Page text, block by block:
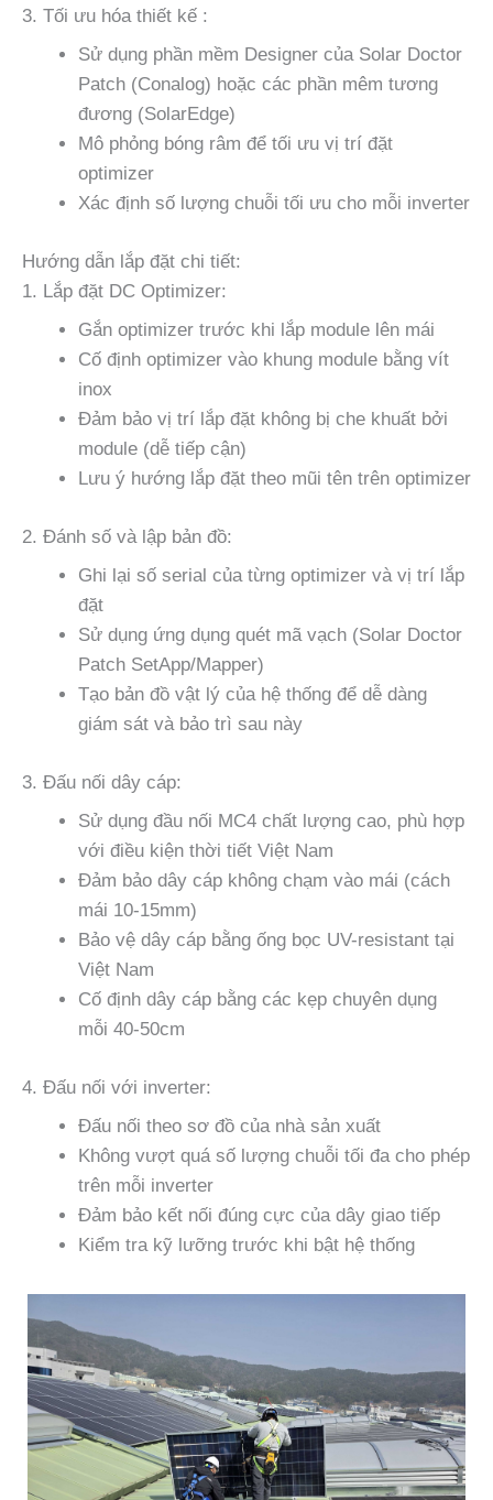
3. Tối ưu hóa thiết kế :
Sử dụng phần mềm Designer của Solar Doctor
Patch (Conalog) hoặc các phần mêm tương
đương (SolarEdge)
Mô phỏng bóng râm để tối ưu vị trí đặt
optimizer
Xác định số lượng chuỗi tối ưu cho mỗi inverter
Hướng dẫn lắp đặt chi tiết:
1. Lắp đặt DC Optimizer:
Gắn optimizer trước khi lắp module lên mái
Cố định optimizer vào khung module bằng vít
inox
Đảm bảo vị trí lắp đặt không bị che khuất bởi
module (dễ tiếp cận)
Lưu ý hướng lắp đặt theo mũi tên trên optimizer
2. Đánh số và lập bản đồ:
Ghi lại số serial của từng optimizer và vị trí lắp
đặt
Sử dụng ứng dụng quét mã vạch (Solar Doctor
Patch SetApp/Mapper)
Tạo bản đồ vật lý của hệ thống để dễ dàng
giám sát và bảo trì sau này
3. Đấu nối dây cáp:
Sử dụng đầu nối MC4 chất lượng cao, phù hợp
với điều kiện thời tiết Việt Nam
Đảm bảo dây cáp không chạm vào mái (cách
mái 10-15mm)
Bảo vệ dây cáp bằng ống bọc UV-resistant tại
Việt Nam
Cố định dây cáp bằng các kẹp chuyên dụng
mỗi 40-50cm
4. Đấu nối với inverter:
Đấu nối theo sơ đồ của nhà sản xuất
Không vượt quá số lượng chuỗi tối đa cho phép
trên mỗi inverter
Đảm bảo kết nối đúng cực của dây giao tiếp
Kiểm tra kỹ lưỡng trước khi bật hệ thống